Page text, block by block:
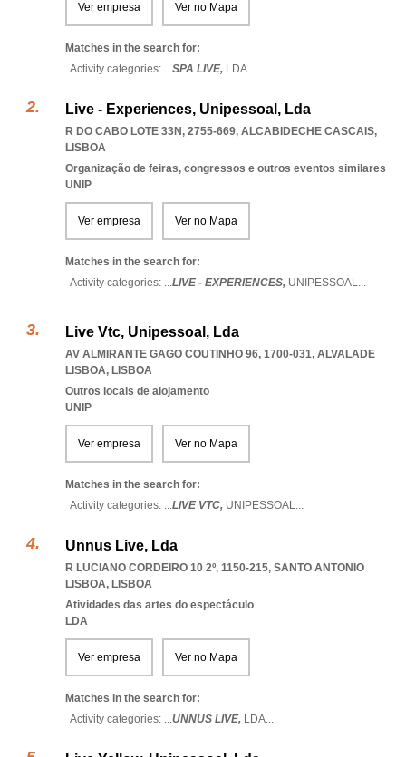
Ver empresa Ver no Mapa
Matches in the search for:
Activity categories: ...SPA LIVE, LDA...
Live - Experiences, Unipessoal, Lda
R DO CABO LOTE 33N, 2755-669, ALCABIDECHE CASCAIS,
LISBOA
Organização de feiras, congressos e outros eventos similares
UNIP
Ver empresa Ver no Mapa
Matches in the search for:
Activity categories: ...LIVE - EXPERIENCES, UNIPESSOAL...
Live Vtc, Unipessoal, Lda
AV ALMIRANTE GAGO COUTINHO 96, 1700-031, ALVALADE
LISBOA, LISBOA
Outros locais de alojamento
UNIP
Ver empresa Ver no Mapa
Matches in the search for:
Activity categories: ...LIVE VTC, UNIPESSOAL...
Unnus Live, Lda
R LUCIANO CORDEIRO 10 2º, 1150-215, SANTO ANTONIO
LISBOA, LISBOA
Atividades das artes do espectáculo
LDA
Ver empresa Ver no Mapa
Matches in the search for:
Activity categories: ...UNNUS LIVE, LDA...